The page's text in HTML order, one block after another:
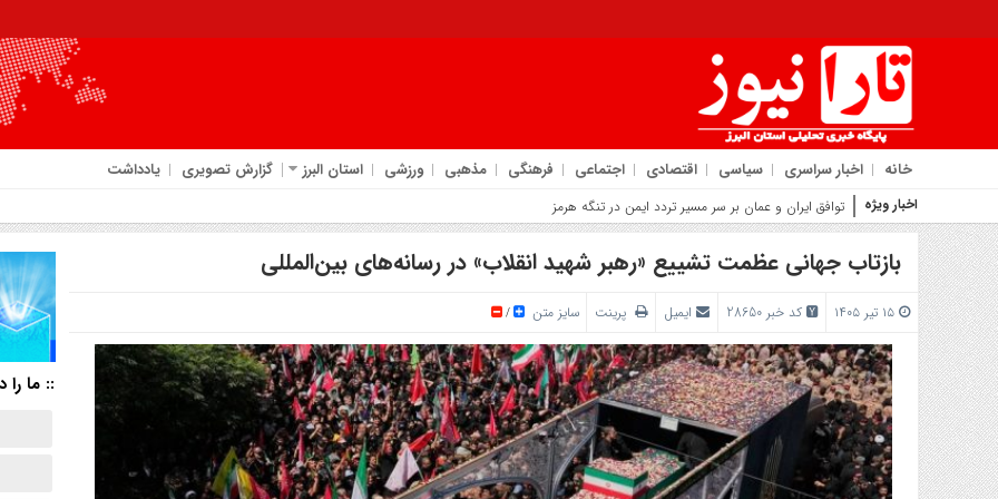
خانه اخبار سراسری سیاسی اقتصادی اجتماعی فرهنگی مذهبی ورزشی استان البرز گزارش تصویری یادداشت
اخبار ویژه روایت شهردار کمال
بازتاب جهانی عظمت تشییع «رهبر شهید انقلاب» در رسانه‌های بین‌المللی
کد خبر 28650 ایمیل پرینت سایز متن /
:: ما را